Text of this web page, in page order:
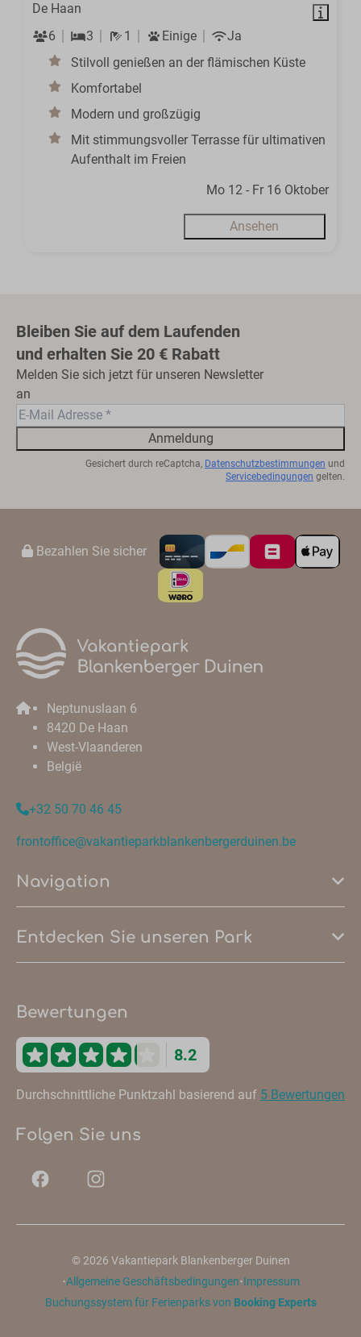
De Haan
6
3 1 Einige
Ja
Stilvoll genießen an der flämischen Küste
Komfortabel
Modern und großzügig
Mit stimmungsvoller Terrasse für ultimativen
Aufenthalt im Freien
Mo 12 - Fr 16 Oktober
Ansehen
Bleiben Sie auf dem Laufenden
und erhalten Sie 20 € Rabatt
Melden Sie sich jetzt für unseren Newsletter
an
Anmeldung
Gesichert durch reCaptcha, Datenschutzbestimmungen und
Servicebedingungen gelten.
Bezahlen Sie sicher
Neptunuslaan 6
8420 De Haan
West-Vlaanderen
België
+32 50 70 46 45
frontoffice@vakantieparkblankenbergerduinen.be
Navigation
Entdecken Sie unseren Park
Bewertungen
8.2
Durchschnittliche Punktzahl basierend auf 5 Bewertungen
Folgen Sie uns
© 2026 Vakantiepark Blankenberger Duinen
·Allgemeine Geschäftsbedingungen·Impressum
Buchungssystem für Ferienparks von Booking Experts